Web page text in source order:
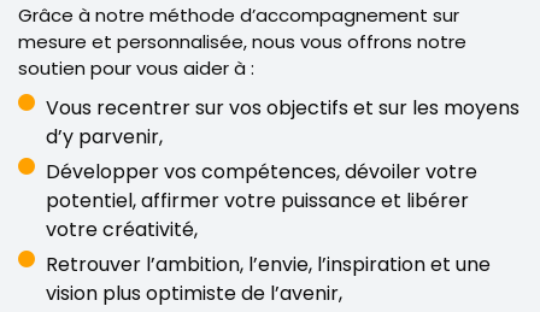
Grâce à notre méthode d’accompagnement sur
mesure et personnalisée, nous vous offrons notre
soutien pour vous aider à :
Vous recentrer sur vos objectifs et sur les moyens
d’y parvenir,
Développer vos compétences, dévoiler votre
potentiel, affirmer votre puissance et libérer
votre créativité,
Retrouver l’ambition, l’envie, l’inspiration et une
vision plus optimiste de l’avenir,